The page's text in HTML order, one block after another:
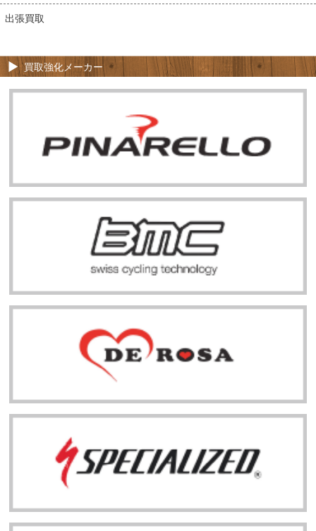
出張買取
買取強化メーカー